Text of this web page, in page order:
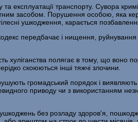
експлуатації транспорту. Сувора
засобом. Пору­шення особою, яка
ушко­дження, карається
передбачає і нищення,
хуліганства полягає в тому, що воно
скоюються інші тяжчі злочини.
громадський порядок і
при­воду чи з використанням
ушкоджень без розладу здоров'я,